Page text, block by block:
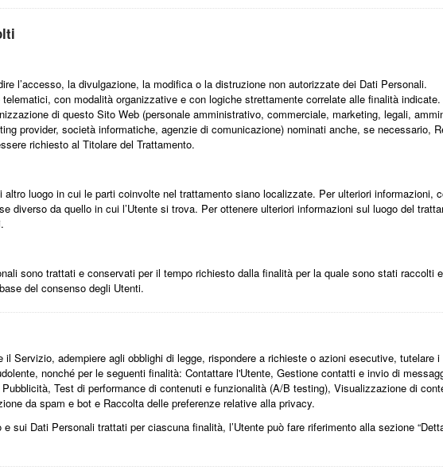
l’accesso, la divulgazione, la modifica o la distruzione non autorizzate dei Dati Personali.
con modalità organizzative e con logiche strettamente correlate alle finalità
di questo Sito Web (personale amministrativo, commerciale, marketing, legali,
provider, società informatiche, agenzie di comunicazione) nominati anche, se necessario,
richiesto al Titolare del Trattamento.
luogo in cui le parti coinvolte nel trattamento siano localizzate. Per ulteriori informazioni,
diverso da quello in cui l’Utente si trova. Per ottenere ulteriori informazioni sul luogo del
sono trattati e conservati per il tempo richiesto dalla finalità per la quale sono stati raccolti
del consenso degli Utenti.
Servizio, adempiere agli obblighi di legge, rispondere a richieste o azioni esecutive, tutelare
nonché per le seguenti finalità: Contattare l'Utente, Gestione contatti e invio di
Test di performance di contenuti e funzionalità (A/B testing), Visualizzazione di
da spam e bot e Raccolta delle preferenze relative alla privacy.
sui Dati Personali trattati per ciascuna finalità, l’Utente può fare riferimento alla sezione